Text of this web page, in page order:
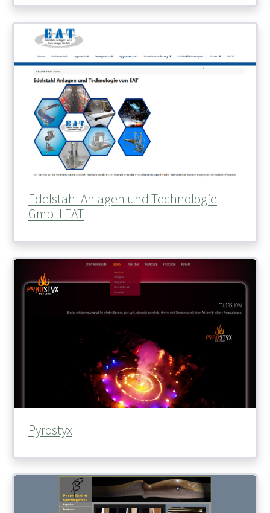
Edelstahl Anlagen und Technologie
GmbH EAT
Pyrostyx